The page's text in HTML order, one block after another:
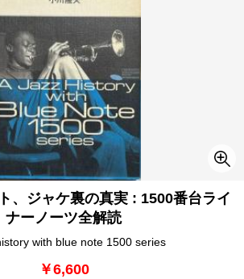
、ジャケ裏の真実 : 1500番台ライ
ナーノーツ全解読
with blue note 1500 series
￥6,600